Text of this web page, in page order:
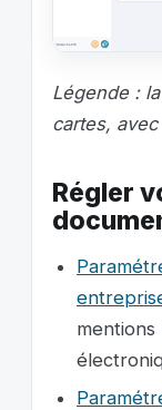
Légende :
cartes,
Régler